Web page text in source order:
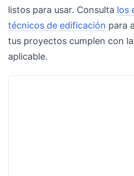
listos para usar. Consulta los
técnicos de edificación para
tus proyectos cumplen con
aplicable.